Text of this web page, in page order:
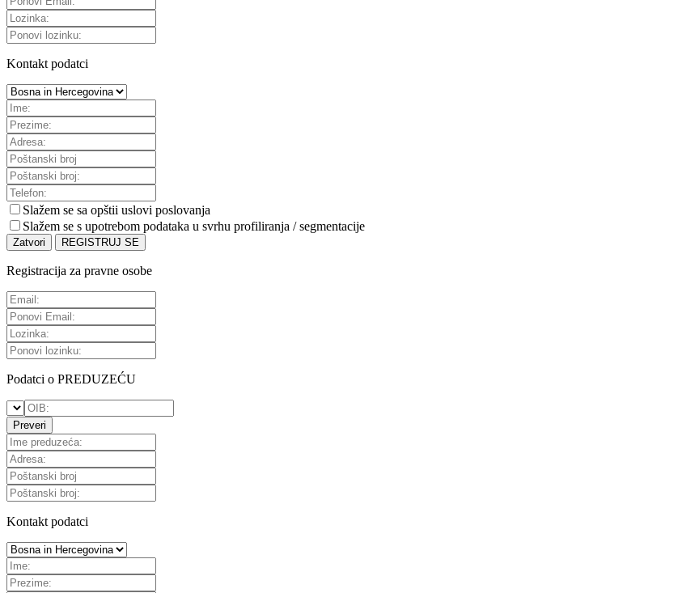
Kontakt podatci
Slažem se sa opštii uslovi poslovanja
Slažem se s upotrebom podataka u svrhu profiliranja / segmentacije
Zatvori REGISTRUJ SE
Registracija za pravne osobe
Podatci o PREDUZEĆU
Preveri
Kontakt podatci